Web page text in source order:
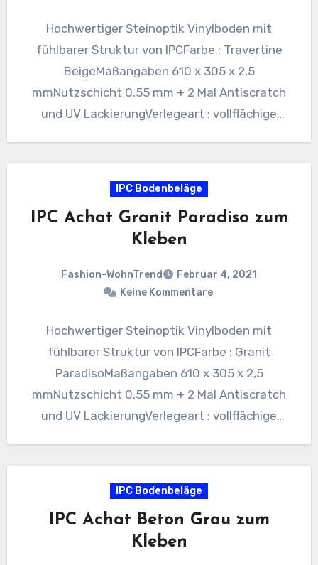
Hochwertiger Steinoptik Vinylboden mit
fühlbarer Struktur von IPCFarbe : Travertine
BeigeMaßangaben 610 x 305 x 2,5
mmNutzschicht 0.55 mm + 2 Mal Antiscratch
und UV LackierungVerlegeart : vollflächige
IPC Bodenbeläge
IPC Achat Granit Paradiso zum
Kleben
Fashion-WohnTrend
Februar 4, 2021
Keine Kommentare
Hochwertiger Steinoptik Vinylboden mit
fühlbarer Struktur von IPCFarbe : Granit
ParadisoMaßangaben 610 x 305 x 2,5
mmNutzschicht 0.55 mm + 2 Mal Antiscratch
und UV LackierungVerlegeart : vollflächige
IPC Bodenbeläge
IPC Achat Beton Grau zum
Kleben